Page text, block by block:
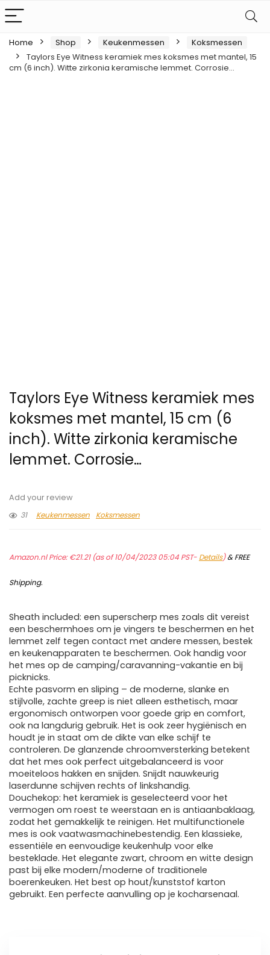
Home Shop Keukenmessen
Koksmessen
Taylors Eye Witness keramiek mes koksmes met mantel, 15
cm (6 inch). Witte zirkonia keramische lemmet. Corrosie…
Taylors Eye Witness keramiek mes
koksmes met mantel, 15 cm (6
inch). Witte zirkonia keramische
lemmet. Corrosie…
Add your review
31
Keukenmessen Koksmessen
Amazon.nl Price:€21.21(as of 10/04/2023 05:04 PST- Details)&FREE
Shipping.
Sheath included: een superscherp mes zoals dit vereist
een beschermhoes om je vingers te beschermen en het
lemmet zelf tegen contact met andere messen, bestek
en keukenapparaten te beschermen. Ook handig voor
het mes op de camping/caravanning-vakantie en bij
picknicks.
Echte pasvorm en sliping – de moderne, slanke en
stijlvolle, zachte greep is niet alleen esthetisch, maar
ergonomisch ontworpen voor goede grip en comfort,
ook na langdurig gebruik. Het is ook zeer hygiënisch en
houdt je in staat om de dikte van elke schijf te
controleren. De glanzende chroomversterking betekent
dat het mes ook perfect uitgebalanceerd is voor
moeiteloos hakken en snijden. Snijdt nauwkeurig
laserdunne schijven rechts of linkshandig.
Douchekop: het keramiek is geselecteerd voor het
vermogen om roest te weerstaan en is antiaanbaklaag,
zodat het gemakkelijk te reinigen. Het multifunctionele
mes is ook vaatwasmachinebestendig. Een klassieke,
essentiële en eenvoudige keukenhulp voor elke
besteklade. Het elegante zwart, chroom en witte design
past bij elke modern/moderne of traditionele
boerenkeuken. Het best op hout/kunststof karton
gebruikt. Een perfecte aanvulling op je kocharsenaal.